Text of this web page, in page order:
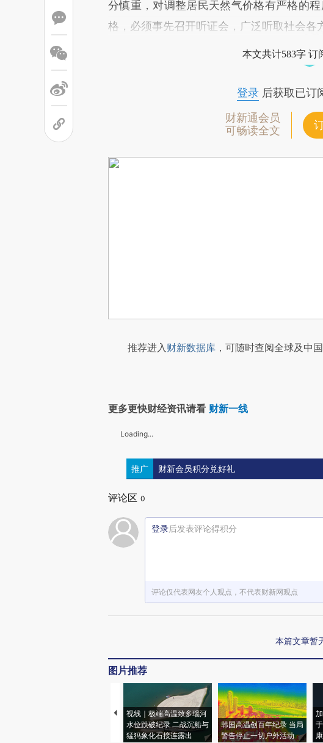
分慎重，对调整居民天然气价格有严格的
格，必须事先召开听证会，广泛听取社会各
本文共计583字 订
登录后获取已订
财新通会员
可畅读全文
推荐进入财新数据库 ，可随时查阅全球及中
更多更快财经资讯请看 财新一线
Loading...
推广 财新会员积分兑好礼
评论区 0
登录后发表评论得积分
评论仅代表网友个人观点，不代表财新网观点
本篇文章暂
图片推荐
视线｜极端高温致多瑙河
水位跌破纪录 二战沉船与
猛犸象化石接连露出
韩国高温创百年纪录 当局
警告停止一切户外活动